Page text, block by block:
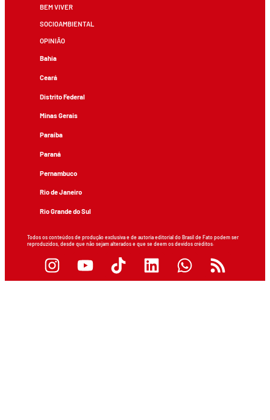
BEM VIVER
SOCIOAMBIENTAL
OPINIÃO
Bahia
Ceará
Distrito Federal
Minas Gerais
Paraíba
Paraná
Pernambuco
Rio de Janeiro
Rio Grande do Sul
Todos os conteúdos de produção exclusiva e de autoria editorial do Brasil de Fato podem ser
reproduzidos, desde que não sejam alterados e que se deem os devidos créditos.